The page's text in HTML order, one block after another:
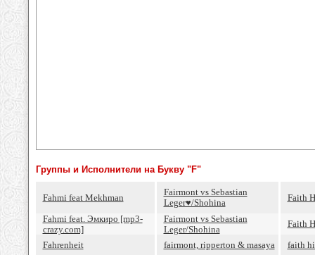
Группы и Исполнители на Букву "F"
Fahmi feat Mekhman
Fairmont vs Sebastian
Leger♥/Shohina
Faith
Fahmi feat. Эмкиро [mp3-
crazy.com]
Fairmont vs Sebastian
Leger/Shohina
Faith
Fahrenheit
fairmont, ripperton & masaya
faith